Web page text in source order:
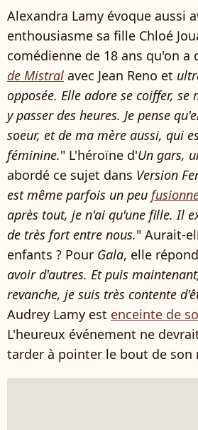
Alexandra Lamy évoque aussi
enthousiasme sa fille Chloé
comédienne de 18 ans qu'on a
de Mistral avec Jean Reno et
opposée. Elle adore se coiffer,
y passer des heures. Je pense
soeur, et de ma mère aussi, qui
féminine." L'héroïne d'Un gars,
abordé ce sujet dans Version
est même parfois un peu
après tout, je n'ai qu'une fille. Il
de très fort entre nous." Aurait-
enfants ? Pour Gala, elle
avoir d'autres. Et puis
revanche, je suis très contente
Audrey Lamy est enceinte de
L'heureux événement ne
tarder à pointer le bout de son